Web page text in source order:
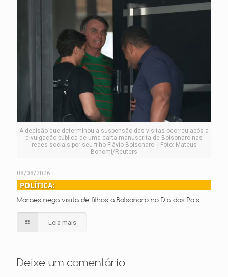
A decisão que determinou a suspensão das visitas ocorreu após a
divulgação pública de uma carta manuscrita de Bolsonaro nas
redes sociais por seu filho Flávio Bolsonaro. | Foto: Mateus
Bonomi/Reuters
08/08/2026
POLÍTICA:
Moraes nega visita de filhos a Bolsonaro no Dia dos Pais
Leia mais
Deixe um comentário